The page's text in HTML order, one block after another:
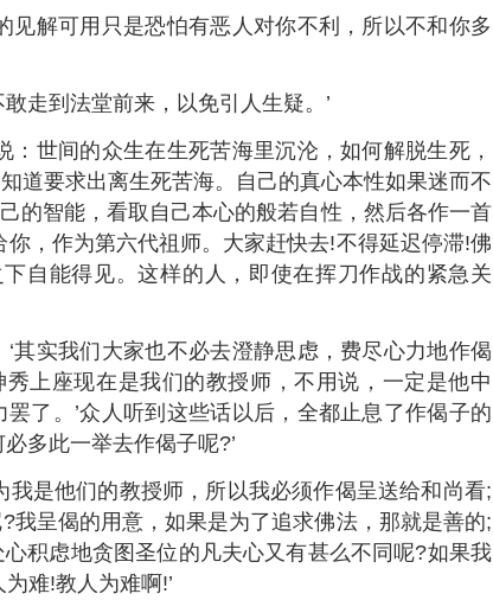
解可用只是恐怕有恶人对你不利，所以不和你多
走到法堂前来，以免引人生疑。’
世间的众生在生死苦海里沉沦，如何解脱生死，
道要求出离生死苦海。自己的真心本性如果迷而不
的智能，看取自己本心的般若自性，然后各作一首
，作为第六代祖师。大家赶快去!不得延迟停滞!佛
自能得见。这样的人，即使在挥刀作战的紧急关
实我们大家也不必去澄静思虑，费尽心力地作偈
上座现在是我们的教授师，不用说，一定是他中
了。’众人听到这些话以后，全都止息了作偈子的
多此一举去作偈子呢?’
是他们的教授师，所以我必须作偈呈送给和尚看;
呈偈的用意，如果是为了追求佛法，那就是善的;
积虑地贪图圣位的凡夫心又有甚么不同呢?如果我
难!教人为难啊!’